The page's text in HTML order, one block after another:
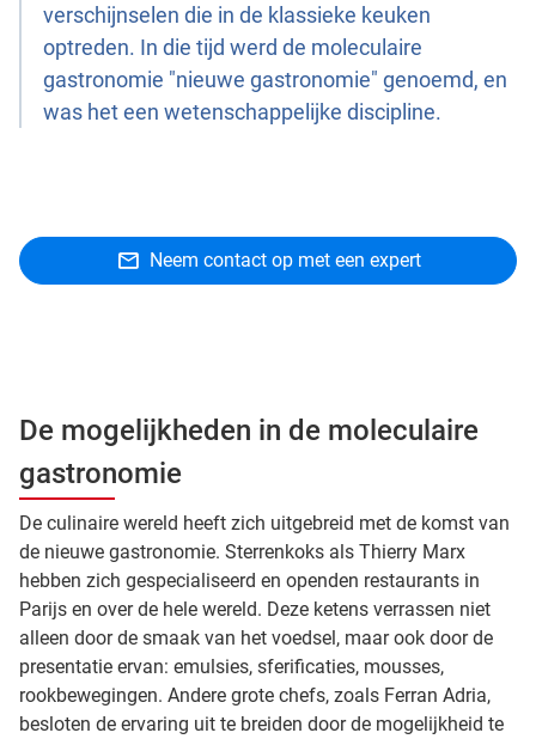
verschijnselen die in de klassieke keuken
optreden. In die tijd werd de moleculaire
gastronomie "nieuwe gastronomie" genoemd, en
was het een wetenschappelijke discipline.
Neem contact op met een expert
De mogelijkheden in de moleculaire
gastronomie
De culinaire wereld heeft zich uitgebreid met de komst van
de nieuwe gastronomie. Sterrenkoks als Thierry Marx
hebben zich gespecialiseerd en openden restaurants in
Parijs en over de hele wereld. Deze ketens verrassen niet
alleen door de smaak van het voedsel, maar ook door de
presentatie ervan: emulsies, sferificaties, mousses,
rookbewegingen. Andere grote chefs, zoals Ferran Adria,
besloten de ervaring uit te breiden door de mogelijkheid te